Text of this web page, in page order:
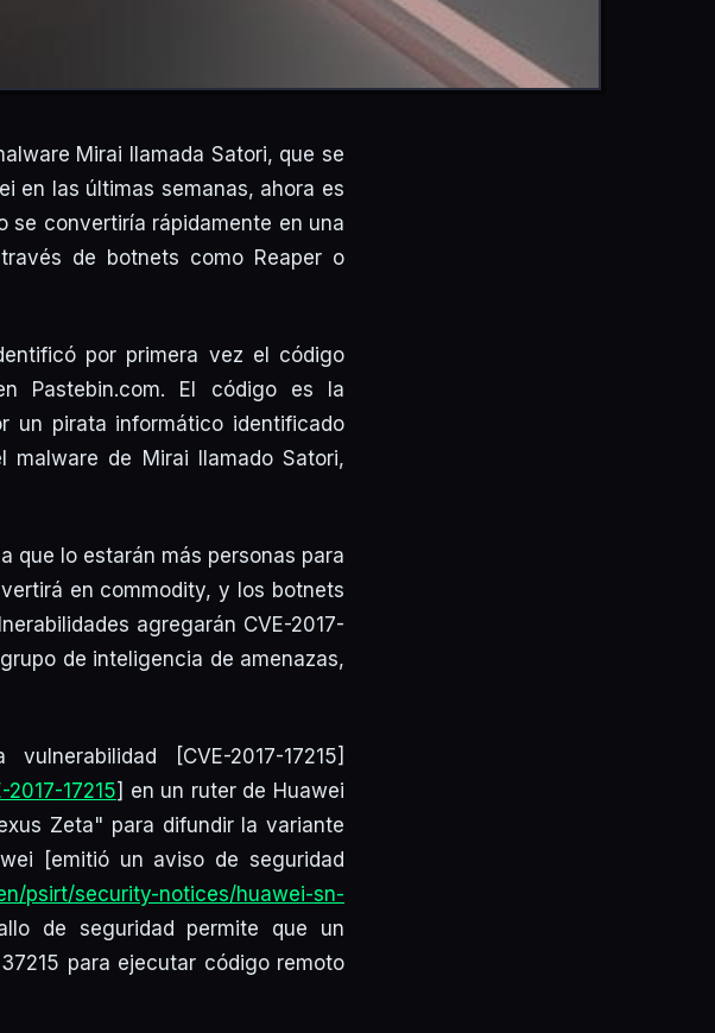
Mirai llamada Satori, que se
en las últimas semanas, ahora es
se convertiría rápidamente en una
de botnets como Reaper o
por primera vez el código
Pastebin.com. El código es la
un pirata informático identificado
de Mirai llamado Satori,
que lo estarán más personas para
en commodity, y los botnets
agregarán CVE-2017-
de inteligencia de amenazas,
[CVE-2017-17215]
17215] en un ruter de Huawei
Zeta" para difundir la variante
[emitió un aviso de seguridad
psirt/security-notices/huawei-sn-
de seguridad permite que un
para ejecutar código remoto